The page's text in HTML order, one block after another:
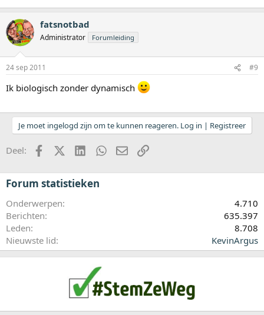
fatsnotbad
Administrator Forumleiding
24 sep 2011 #9
Ik biologisch zonder dynamisch
Je moet ingelogd zijn om te kunnen reageren. Log in | Registreer
Deel: FacebookX (Twitter)LinkedInWhatsApp
E-mailkoppeling
Forum statistieken
Onderwerpen
4.710
Berichten
635.397
Leden
8.708
Nieuwste lid
KevinArgus